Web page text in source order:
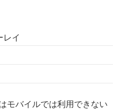
イ
モバイルでは利用できない